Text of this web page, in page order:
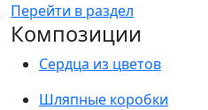
Перейти в раздел
Композиции
Сердца из цветов
Шляпные коробки